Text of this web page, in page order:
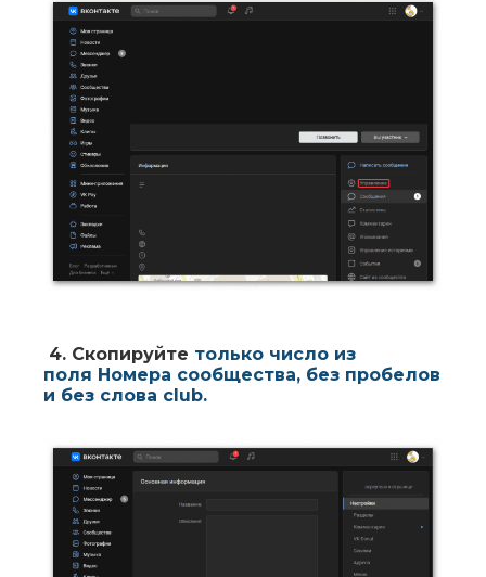
4. Скопируйте только число из
поля Номера сообщества, без пробелов
и без слова club.